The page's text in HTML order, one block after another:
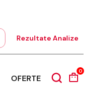
Rezultate Analize
OFERTE
0